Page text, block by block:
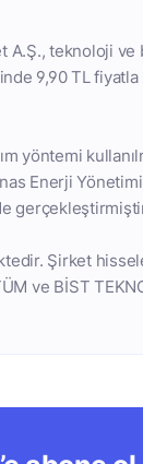
A.Ş., teknoloji ve
9,90 TL fiyatla
yöntemi
Enerji
Şirket
ve BİST